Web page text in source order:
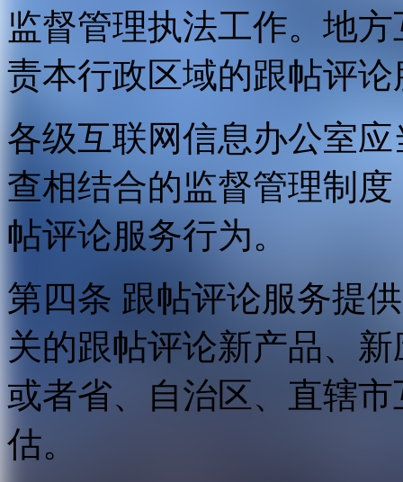
监督管理执法工作。地
责本行政区域的跟帖评
各级互联网信息办公室
查相结合的监督管理制
帖评论服务行为。
第四条 跟帖评论服务提
关的跟帖评论新产品、
或者省、自治区、直辖
估。